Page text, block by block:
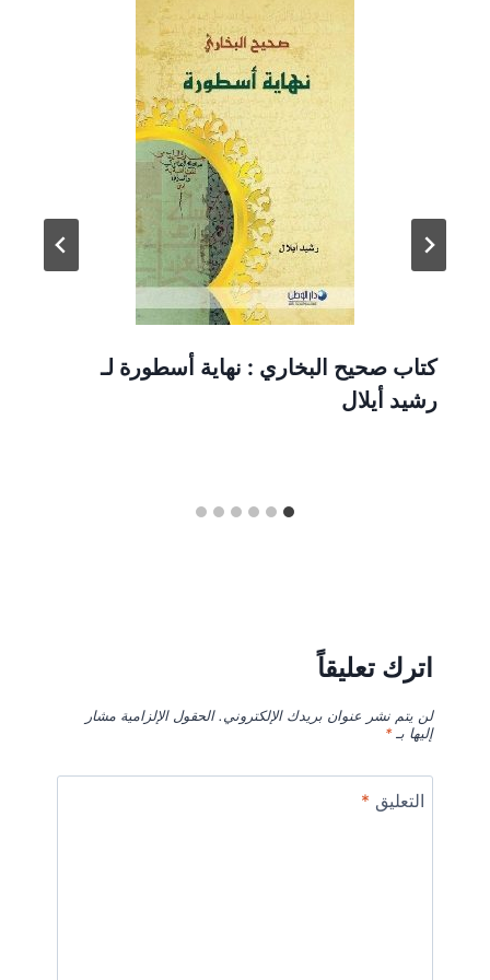
كتاب صحيح البخاري : نهاية أسطورة لـ
رشيد أيلال
اترك تعليقاً
لن يتم نشر عنوان بريدك الإلكتروني. الحقول الإلزامية مشار
إليها بـ*
التعليق *